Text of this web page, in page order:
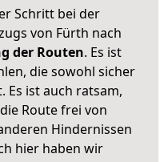
Schritt bei der
von Fürth nach
der Routen. Es ist
die sowohl sicher
Es ist auch ratsam,
Route frei von
Hindernissen
hier haben wir